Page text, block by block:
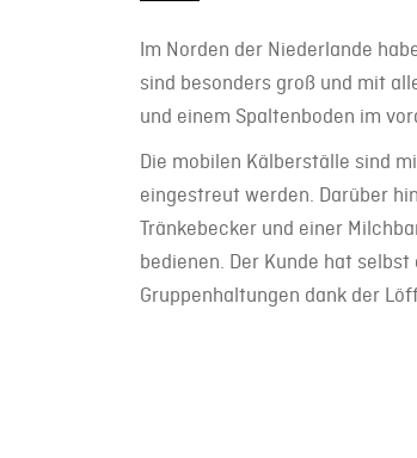
Im Norden der Niederlande
sind besonders groß und mit
und einem Spaltenboden im
Die mobilen Kälberställe sind
eingestreut werden. Darüber
Tränkebecker und einer
bedienen. Der Kunde hat
Gruppenhaltungen dank der